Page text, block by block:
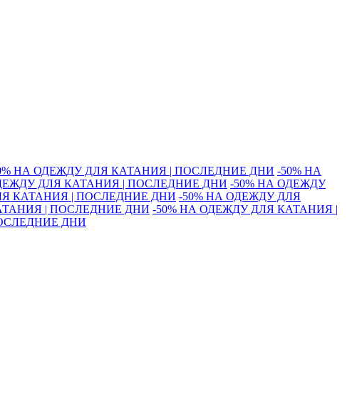
НА ОДЕЖДУ ДЛЯ КАТАНИЯ | ПОСЛЕДНИЕ ДНИ -50% НА
ДЛЯ КАТАНИЯ | ПОСЛЕДНИЕ ДНИ -50% НА ОДЕЖДУ
КАТАНИЯ | ПОСЛЕДНИЕ ДНИ -50% НА ОДЕЖДУ ДЛЯ
| ПОСЛЕДНИЕ ДНИ -50% НА ОДЕЖДУ ДЛЯ КАТАНИЯ |
ДНИ